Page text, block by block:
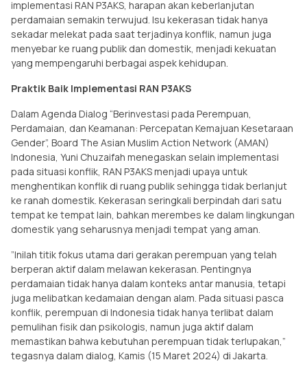
implementasi RAN P3AKS, harapan akan keberlanjutan
perdamaian semakin terwujud. Isu kekerasan tidak hanya
sekadar melekat pada saat terjadinya konflik, namun juga
menyebar ke ruang publik dan domestik, menjadi kekuatan
yang mempengaruhi berbagai aspek kehidupan.
Praktik Baik Implementasi RAN P3AKS
Dalam Agenda Dialog “Berinvestasi pada Perempuan,
Perdamaian, dan Keamanan: Percepatan Kemajuan Kesetaraan
Gender”, Board The Asian Muslim Action Network (AMAN)
Indonesia, Yuni Chuzaifah menegaskan selain implementasi
pada situasi konflik, RAN P3AKS menjadi upaya untuk
menghentikan konflik di ruang publik sehingga tidak berlanjut
ke ranah domestik. Kekerasan seringkali berpindah dari satu
tempat ke tempat lain, bahkan merembes ke dalam lingkungan
domestik yang seharusnya menjadi tempat yang aman.
”Inilah titik fokus utama dari gerakan perempuan yang telah
berperan aktif dalam melawan kekerasan. Pentingnya
perdamaian tidak hanya dalam konteks antar manusia, tetapi
juga melibatkan kedamaian dengan alam. Pada situasi pasca
konflik, perempuan di Indonesia tidak hanya terlibat dalam
pemulihan fisik dan psikologis, namun juga aktif dalam
memastikan bahwa kebutuhan perempuan tidak terlupakan,”
tegasnya dalam dialog, Kamis (15 Maret 2024) di Jakarta.